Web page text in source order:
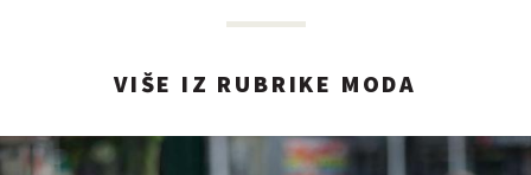
VIŠE IZ RUBRIKE MODA